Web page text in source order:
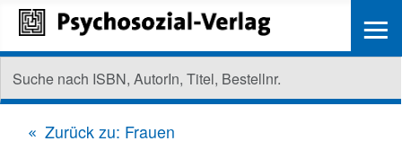
Zurück zu: Frauen
≡